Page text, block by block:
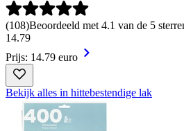
(108)Beoordeeld met 4.1 van de 5
14.79
Prijs: 14.79 euro
Bekijk alles in hittebestendige lak